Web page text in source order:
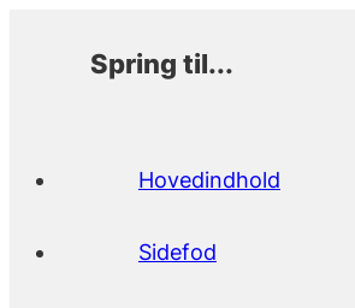
Spring til...
Hovedindhold
Sidefod